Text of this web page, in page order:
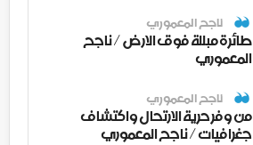
ناجح المعموري
طائرة مبللة فوق الارض / ناجح
المعموري
ناجح المعموري
من وفر حرية الارتحال واكتشاف
جغرافيات / ناجح المعموري